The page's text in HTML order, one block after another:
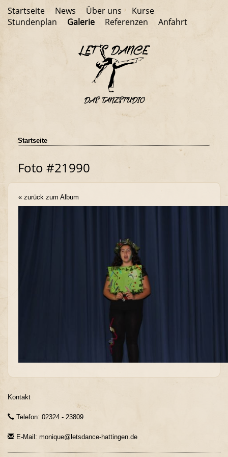
Startseite News Über uns
Kurse
Stundenplan
Galerie Referenzen Anfahrt
Startseite
Foto #21990
« zurück zum Album
Kontakt
Telefon: 02324 - 23809
E-Mail: monique@letsdance-hattingen.de